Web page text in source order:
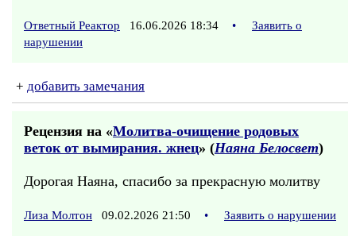
Ответный Реактор 16.06.2026 18:34 •
Заявить о
нарушении
+ добавить замечания
Рецензия на «Молитва-очищение родовых
веток от вымирания. жнец» (Наяна Белосвет)
Дорогая Наяна, спасибо за прекрасную молитву
Лиза Молтон 09.02.2026 21:50 • Заявить о нарушении